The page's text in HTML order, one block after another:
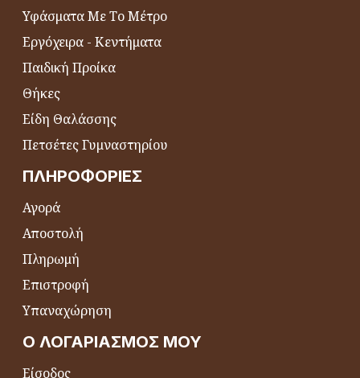
Υφάσματα Με Το Μέτρο
Εργόχειρα - Κεντήματα
Παιδική Προίκα
Θήκες
Είδη Θαλάσσης
Πετσέτες Γυμναστηρίου
ΠΛΗΡΟΦΟΡΊΕΣ
Αγορά
Αποστολή
Πληρωμή
Επιστροφή
Υπαναχώρηση
Ο ΛΟΓΑΡΙΑΣΜΌΣ ΜΟΥ
Είσοδος